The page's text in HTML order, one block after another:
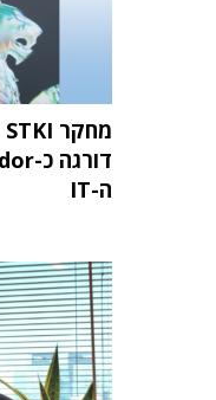
ה-IT